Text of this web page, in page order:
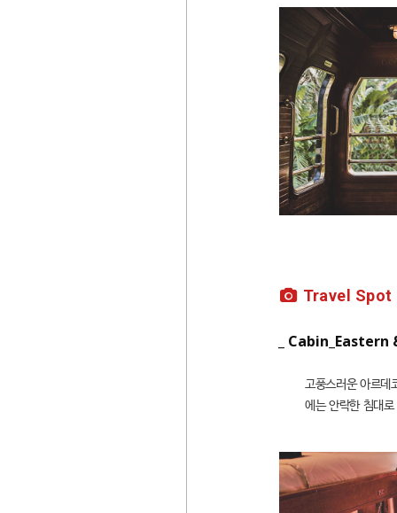
Travel Spot
_
고풍스러운 아르데
에는 안락한 침대